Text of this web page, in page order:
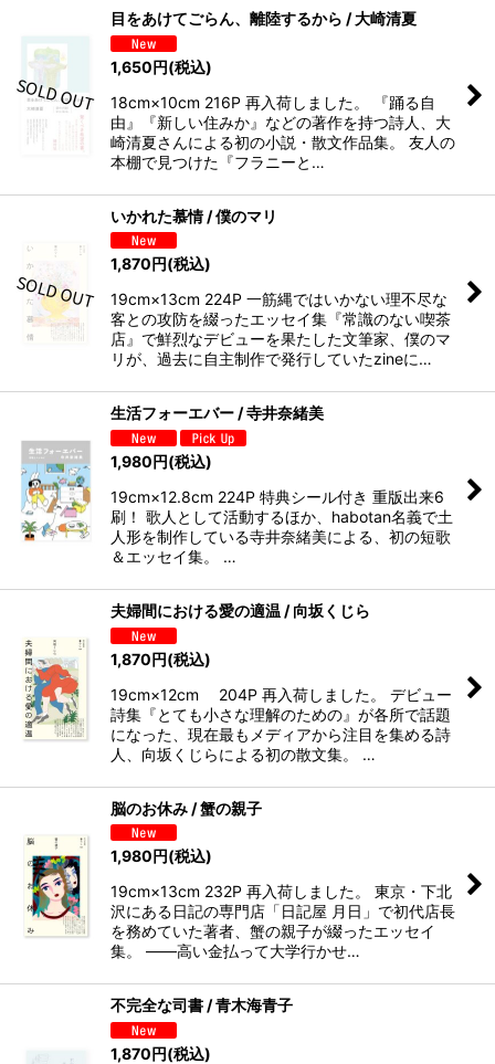
目をあけてごらん、離陸するから / 大崎清夏
1,650円(税込)
18cm×10cm 216P 再入荷しました。 『踊る自
由』『新しい住みか』などの著作を持つ詩人、大
崎清夏さんによる初の小説・散文作品集。 友人の
本棚で見つけた『フラニーと…
いかれた慕情 / 僕のマリ
1,870円(税込)
19cm×13cm 224P 一筋縄ではいかない理不尽な
客との攻防を綴ったエッセイ集『常識のない喫茶
店』で鮮烈なデビューを果たした文筆家、僕のマ
リが、過去に自主制作で発行していたzineに…
生活フォーエバー / 寺井奈緒美
1,980円(税込)
19cm×12.8cm 224P 特典シール付き 重版出来6
刷！ 歌人として活動するほか、habotan名義で土
人形を制作している寺井奈緒美による、初の短歌
＆エッセイ集。 …
夫婦間における愛の適温 / 向坂くじら
1,870円(税込)
19cm×12cm 204P 再入荷しました。 デビュー
詩集『とても小さな理解のための』が各所で話題
になった、現在最もメディアから注目を集める詩
人、向坂くじらによる初の散文集。 …
脳のお休み / 蟹の親子
1,980円(税込)
19cm×13cm 232P 再入荷しました。 東京・下北
沢にある日記の専門店「日記屋 月日」で初代店長
を務めていた著者、蟹の親子が綴ったエッセイ
集。 ――高い金払って大学行かせ…
不完全な司書 / 青木海青子
1,870円(税込)